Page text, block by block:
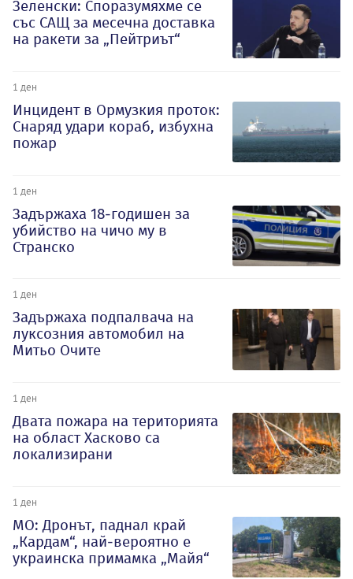
Зеленски: Споразумяхме се
със САЩ за месечна доставка
на ракети за „Пейтриът“
1 ден
Инцидент в Ормузкия проток:
Снаряд удари кораб, избухна
пожар
1 ден
Задържаха 18-годишен за
убийство на чичо му в
Странско
1 ден
Задържаха подпалвача на
луксозния автомобил на
Митьо Очите
1 ден
Двата пожара на територията
на област Хасково са
локализирани
1 ден
МО: Дронът, паднал край
„Кардам“, най-вероятно е
украинска примамка „Майя“